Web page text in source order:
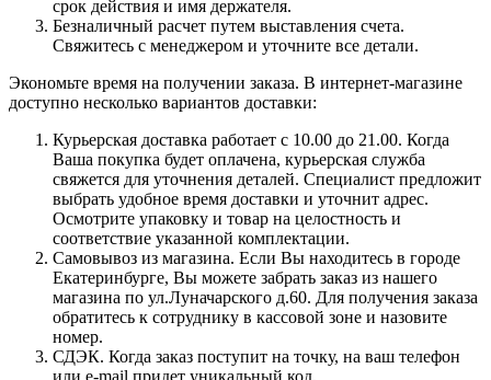
срок действия и имя держателя.
Безналичный расчет путем выставления счета.
Свяжитесь с менеджером и уточните все детали.
Экономьте время на получении заказа. В интернет-магазине
доступно несколько вариантов доставки:
Курьерская доставка работает с 10.00 до 21.00. Когда
Ваша покупка будет оплачена, курьерская служба
свяжется для уточнения деталей. Специалист предложит
выбрать удобное время доставки и уточнит адрес.
Осмотрите упаковку и товар на целостность и
соответствие указанной комплектации.
Самовывоз из магазина. Если Вы находитесь в городе
Екатеринбурге, Вы можете забрать заказ из нашего
магазина по ул.Луначарского д.60. Для получения заказа
обратитесь к сотруднику в кассовой зоне и назовите
номер.
СДЭК. Когда заказ поступит на точку, на ваш телефон
или e-mail придет уникальный код.